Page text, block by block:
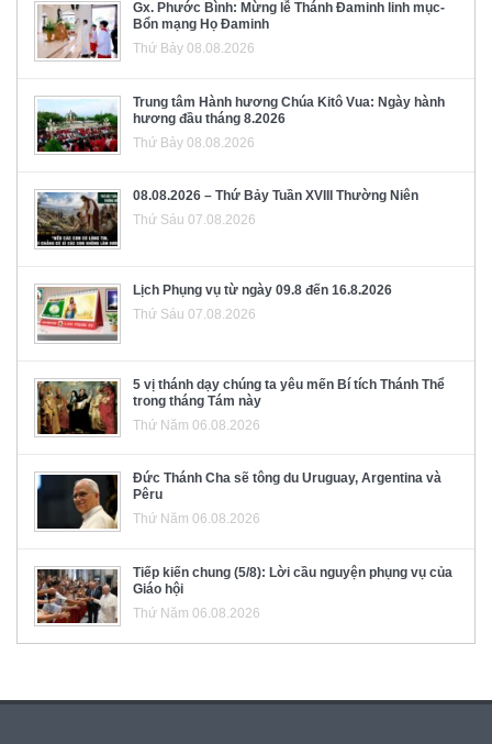
Gx. Phước Bình: Mừng lễ Thánh Đaminh linh mục-
Bổn mạng Họ Đaminh
Thứ Bảy 08.08.2026
Trung tâm Hành hương Chúa Kitô Vua: Ngày hành
hương đầu tháng 8.2026
Thứ Bảy 08.08.2026
08.08.2026 – Thứ Bảy Tuần XVIII Thường Niên
Thứ Sáu 07.08.2026
Lịch Phụng vụ từ ngày 09.8 đến 16.8.2026
Thứ Sáu 07.08.2026
5 vị thánh dạy chúng ta yêu mến Bí tích Thánh Thể
trong tháng Tám này
Thứ Năm 06.08.2026
Đức Thánh Cha sẽ tông du Uruguay, Argentina và
Pêru
Thứ Năm 06.08.2026
Tiếp kiến chung (5/8): Lời cầu nguyện phụng vụ của
Giáo hội
Thứ Năm 06.08.2026